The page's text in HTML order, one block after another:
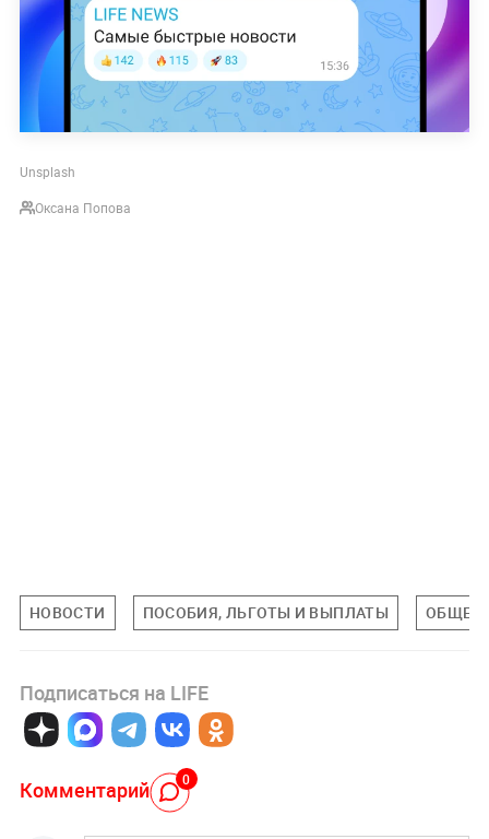
Unsplash
Оксана Попова
НОВОСТИ ПОСОБИЯ, ЛЬГОТЫ И ВЫПЛАТЫ
Подписаться на LIFE
Комментарий 0